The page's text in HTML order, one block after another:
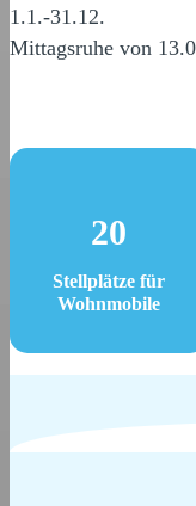
1.1.-31.12.
Mittagsruhe von
20
Stellplätze für
Wohnmobile